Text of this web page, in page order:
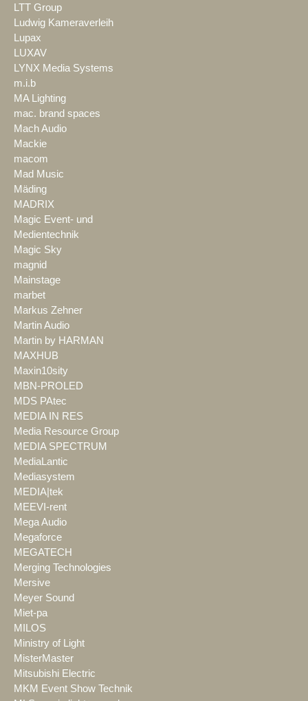
LTT Group
Ludwig Kameraverleih
Lupax
LUXAV
LYNX Media Systems
m.i.b
MA Lighting
mac. brand spaces
Mach Audio
Mackie
macom
Mad Music
Mäding
MADRIX
Magic Event- und
Medientechnik
Magic Sky
magnid
Mainstage
marbet
Markus Zehner
Martin Audio
Martin by HARMAN
MAXHUB
Maxin10sity
MBN-PROLED
MDS PAtec
MEDIA IN RES
Media Resource Group
MEDIA SPECTRUM
MediaLantic
Mediasystem
MEDIA|tek
MEEVI-rent
Mega Audio
Megaforce
MEGATECH
Merging Technologies
Mersive
Meyer Sound
Miet-pa
MILOS
Ministry of Light
MisterMaster
Mitsubishi Electric
MKM Event Show Technik